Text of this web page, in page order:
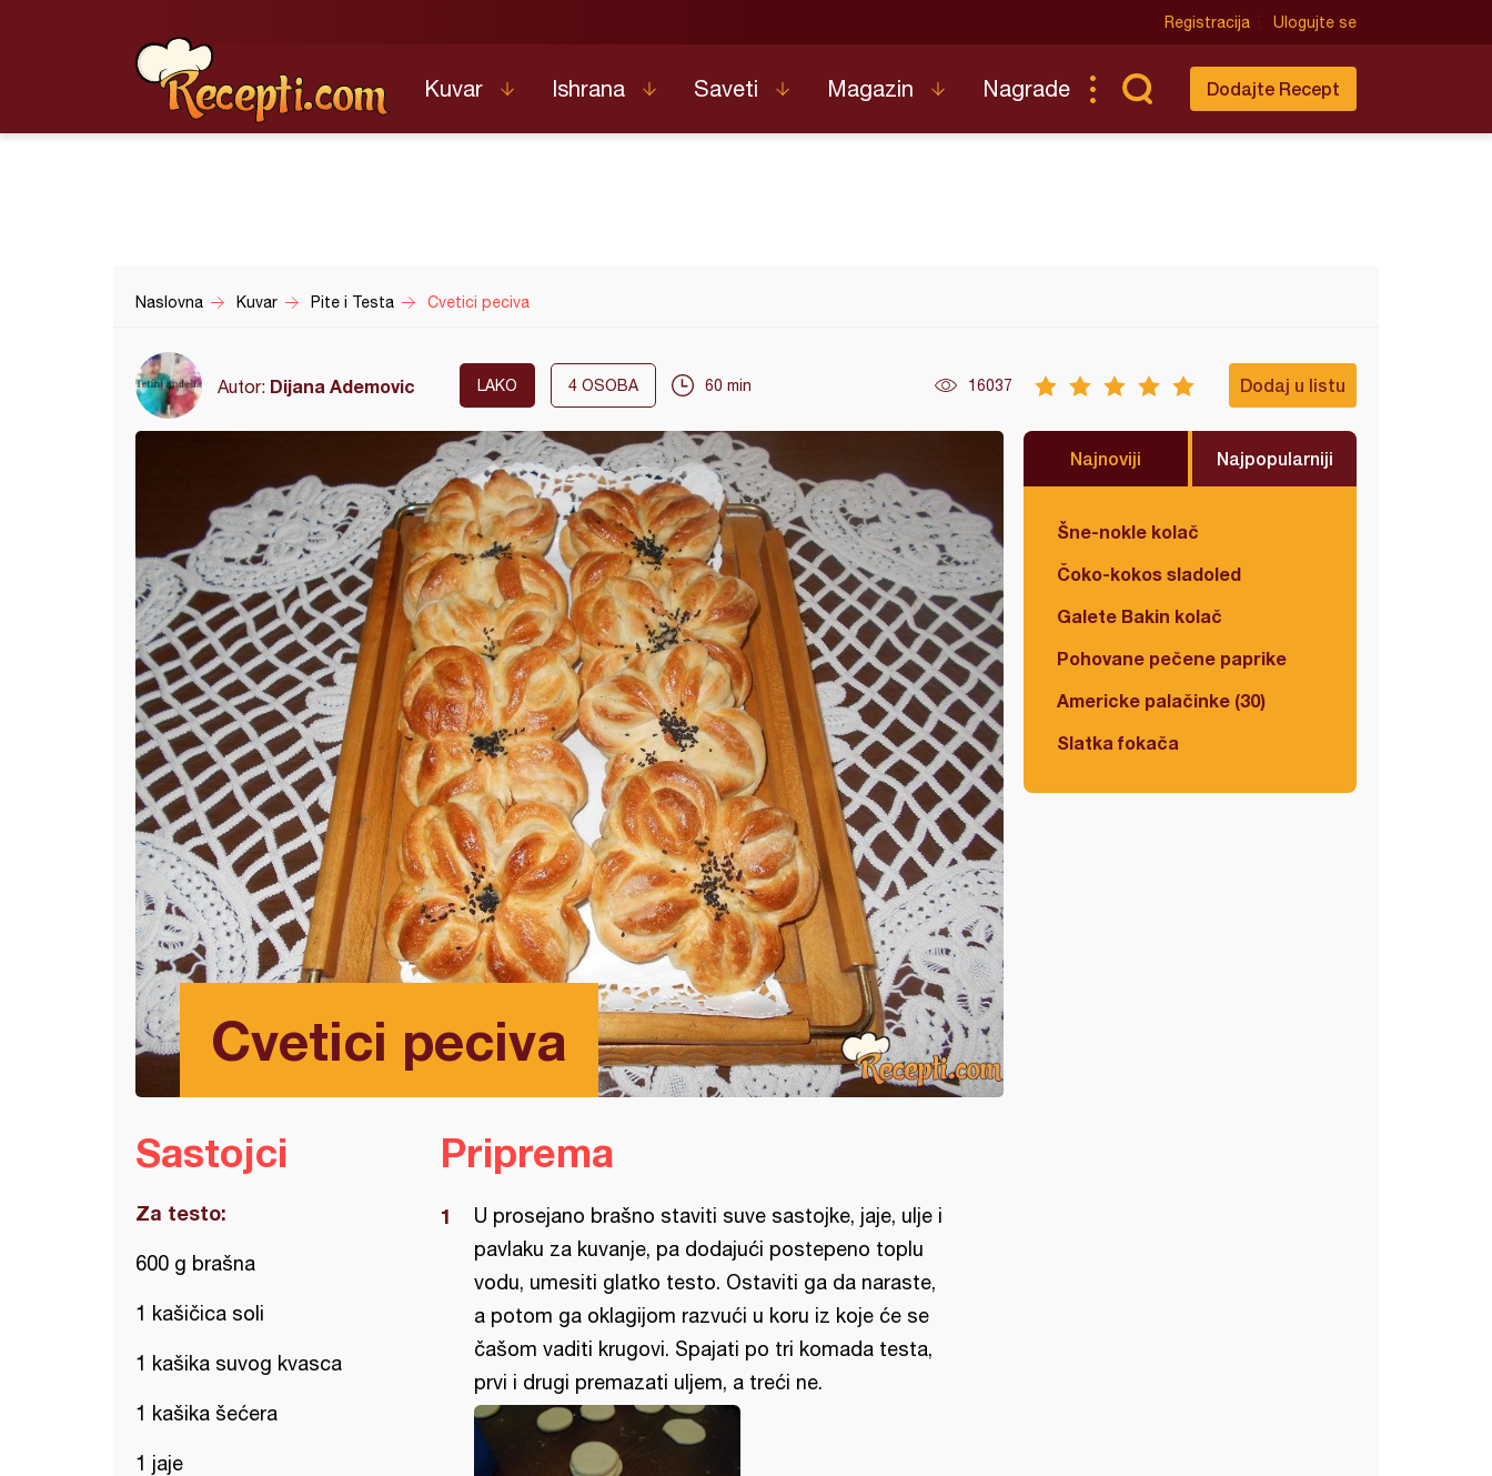
Registracija Ulogujte se
Kuvar Ishrana Saveti Magazin Nagrade Dodajte Recept
Naslovna Kuvar Pite i Testa Cvetici peciva
Autor: Dijana Ademovic LAKO 4 OSOBA 60 min 16037 Dodaj u listu
Cvetici peciva
Najnoviji Najpopularniji
Šne-nokle kolač
Čoko-kokos sladoled
Galete Bakin kolač
Pohovane pečene paprike
Americke palačinke (30)
Slatka fokača
Sastojci
Za testo:
600 g brašna
1 kašičica soli
1 kašika suvog kvasca
1 kašika šećera
1 jaje
Priprema
U prosejano brašno staviti suve sastojke, jaje, ulje i
pavlaku za kuvanje, pa dodajući postepeno toplu
vodu, umesiti glatko testo. Ostaviti ga da naraste,
a potom ga oklagijom razvući u koru iz koje će se
čašom vaditi krugovi. Spajati po tri komada testa,
prvi i drugi premazati uljem, a treći ne.